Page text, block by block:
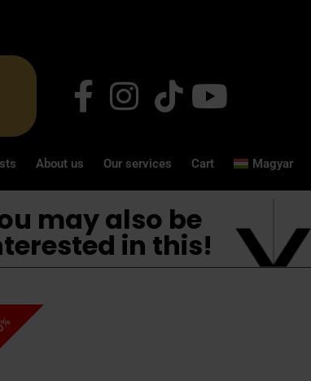
About us Our services Cart Magyar
may also be
in this!